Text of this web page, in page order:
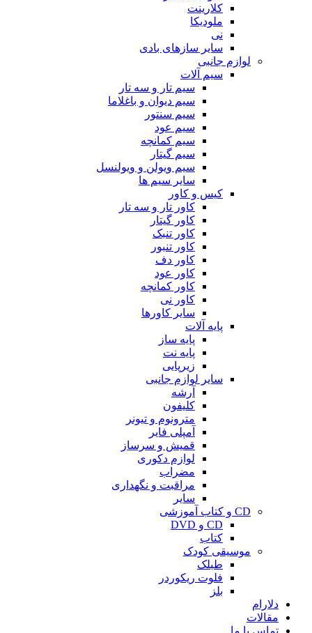
کلارینت
ملودیکا
نی
سایر سازهای بادی
لوازم جانبی
سیم آلات
سیم تار و سه تار
سیم دیوان و باغلاما
سیم سنتور
سیم عود
سیم کمانچه
سیم گیتار
سیم ویولن و ویولنسل
سایر سیم ها
کیس و کاور
کاور تار و سه تار
کاور گیتار
کاور تنبک
کاور تنبور
کاور دف
کاور عود
کاور کمانچه
کاور نی
سایر کاورها
پایه آلات
پایه ساز
پایه نت
زیرپایی
سایر لوازم جانبی
آرشه
کلیفون
مترونوم و تیونر
آمپلی فایر
قمیش و سرساز
لوازم دکوری
مضراب
مراقبت و نگهداری
سایر
CD و کتاب آموزشی
CD و DVD
کتاب
موسیقی کودک
طبلک
فلوت ریکوردر
بلز
دلارام
مقالات
تماس با ما